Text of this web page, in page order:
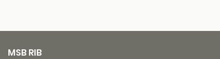
MSB RIB